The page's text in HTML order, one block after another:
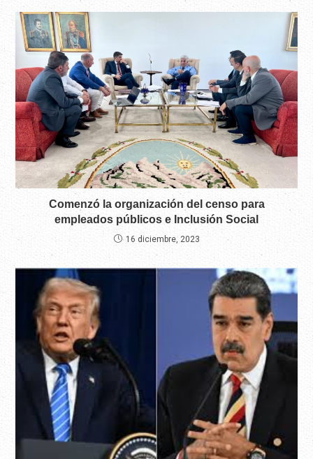
Comenzó la organización del censo para
empleados públicos e Inclusión Social
16 diciembre, 2023